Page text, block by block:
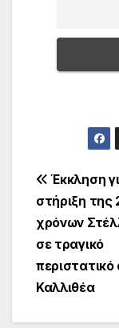
Έκκληση
στήριξη της
χρόνων
σε τραγικό
περιστατικό
Καλλιθέα